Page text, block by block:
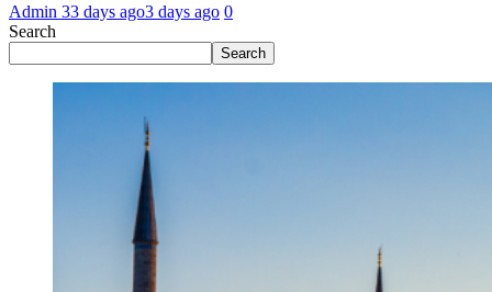
Admin 33 days ago3 days ago 0
Search
Search